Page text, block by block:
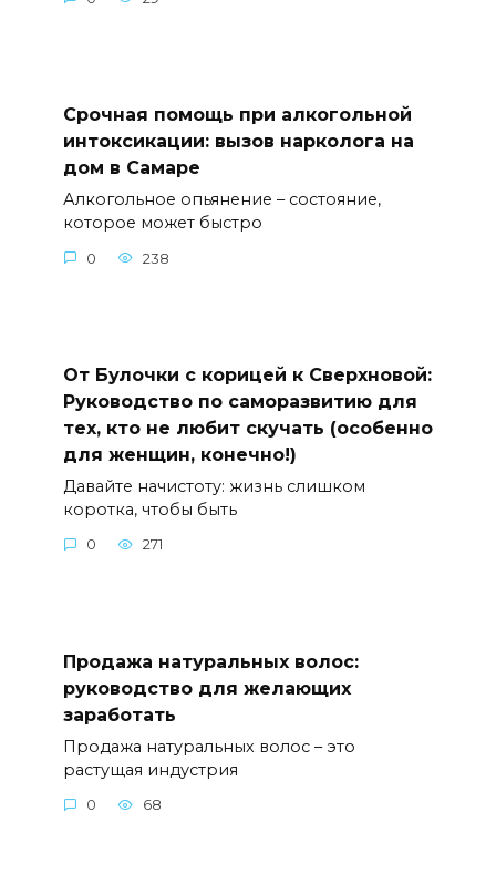
Срочная помощь при алкогольной
интоксикации: вызов нарколога на
дом в Самаре
Алкогольное опьянение – состояние,
которое может быстро
0 238
От Булочки с корицей к Сверхновой:
Руководство по саморазвитию для
тех, кто не любит скучать (особенно
для женщин, конечно!)
Давайте начистоту: жизнь слишком
коротка, чтобы быть
0 271
Продажа натуральных волос:
руководство для желающих
заработать
Продажа натуральных волос – это
растущая индустрия
0 68